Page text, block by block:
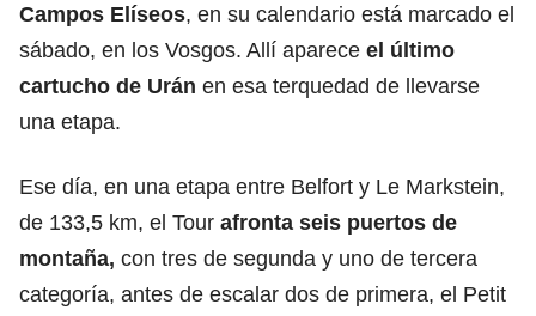
Campos Elíseos, en su calendario está marcado el
sábado, en los Vosgos. Allí aparece el último
cartucho de Urán en esa terquedad de llevarse
una etapa.
Ese día, en una etapa entre Belfort y Le Markstein,
de 133,5 km, el Tour afronta seis puertos de
montaña, con tres de segunda y uno de tercera
categoría, antes de escalar dos de primera, el Petit